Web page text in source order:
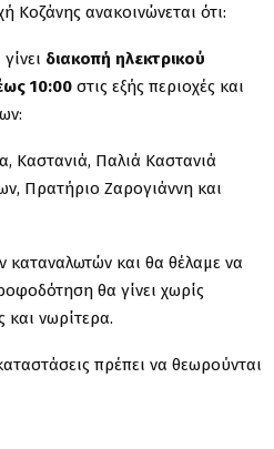
ανακοινώνεται ότι:
διακοπή ηλεκτρικού
10:00 στις εξής περιοχές και
Καστανιά, Παλιά Καστανιά
Πρατήριο Ζαρογιάννη και
και θα θέλαμε να
θα γίνει χωρίς
και νωρίτερα.
πρέπει να θεωρούνται